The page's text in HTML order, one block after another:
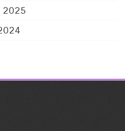
2025